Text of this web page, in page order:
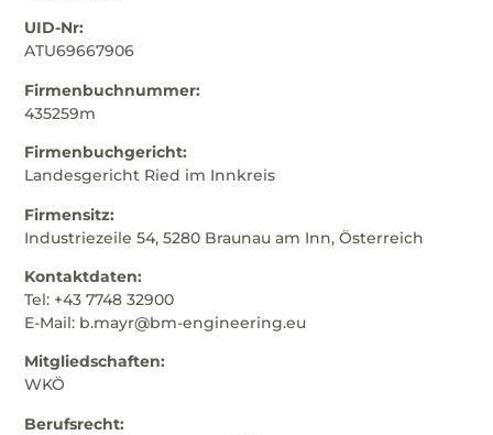
UID-Nr:
ATU69667906
Firmenbuchnummer:
435259m
Firmenbuchgericht:
Landesgericht Ried im Innkreis
Firmensitz:
Industriezeile 54, 5280 Braunau am Inn, Österreich
Kontaktdaten:
Tel: +43 7748 32900
E-Mail: b.mayr@bm-engineering.eu
Mitgliedschaften:
WKÖ
Berufsrecht: